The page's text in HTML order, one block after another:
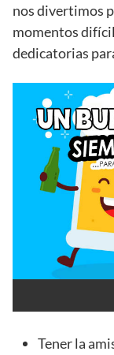
nos divertimos
momentos
dedicatorias
Tener la